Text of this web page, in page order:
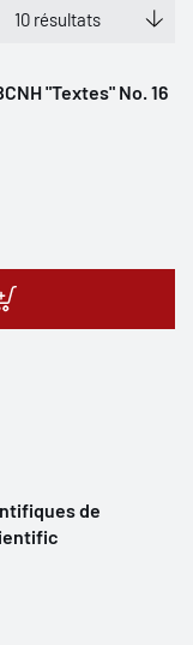
"Textes" No. 16
de